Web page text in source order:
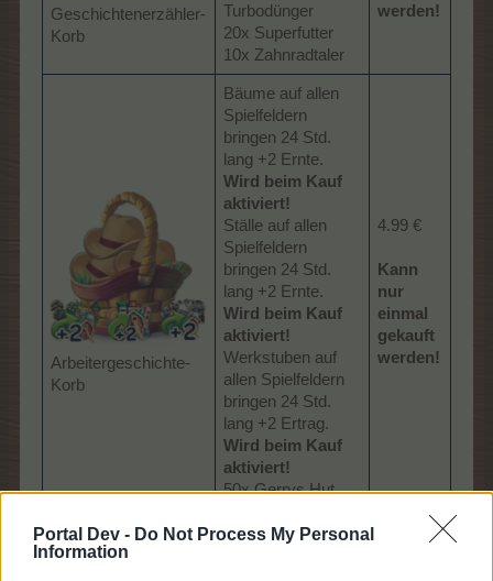
Portal Dev - Do Not Process My Personal
Information
Geschichtenerzähler-
Korb
Turbodünger
20x Superfutter
10x Zahnradtaler
werden!
Arbeitergeschichte-
Korb
Bäume auf allen
Spielfeldern
bringen 24 Std.
lang +2 Ernte.
Wird beim Kauf
aktiviert!
Ställe auf allen
Spielfeldern
bringen 24 Std.
lang +2 Ernte.
Wird beim Kauf
aktiviert!
Werkstuben auf
allen Spielfeldern
bringen 24 Std.
lang +2 Ertrag.
Wird beim Kauf
aktiviert!
50x Gerrys Hut
4.99 €
Kann
nur
einmal
gekauft
werden!
Blumen auf allen